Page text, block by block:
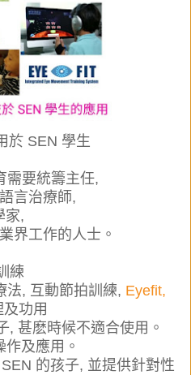
於 SEN 學生
需要統籌主任,
言治療師,
家,
界工作的人士。
練
法, 互動節拍訓練, Eyefit,
功用
, 甚麽時候不適合使用。
及應用。
的孩子, 並提供針對性